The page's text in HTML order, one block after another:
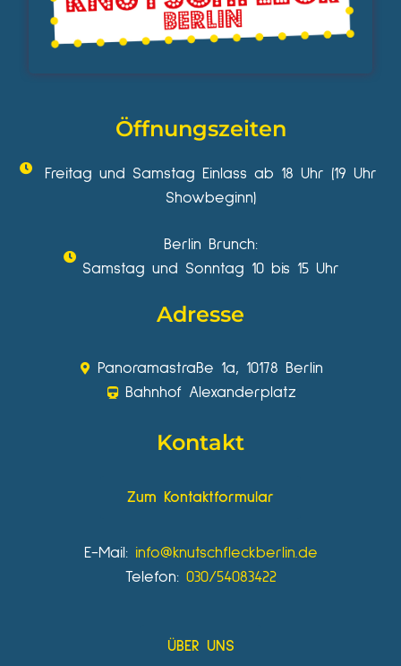
Öffnungszeiten
Freitag und Samstag Einlass ab 18 Uhr (19 Uhr
Showbeginn)
Berlin Brunch:
Samstag und Sonntag 10 bis 15 Uhr
Adresse
Panoramastraße 1a, 10178 Berlin
Bahnhof Alexanderplatz
Kontakt
Zum Kontaktformular
E-Mail: info@knutschfleckberlin.de
Telefon: 030/54083422
ÜBER UNS